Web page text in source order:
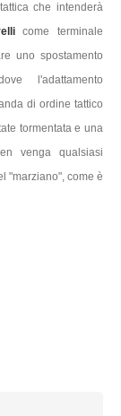
che intenderà
come terminale
uno spostamento
l'adattamento
di ordine tattico
tormentata e una
venga qualsiasi
"marziano", come è